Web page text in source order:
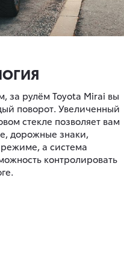
за рулём Toyota Mirai вы
поворот. Увеличенный
стекле позволяет вам
дорожные знаки,
а система
контролировать